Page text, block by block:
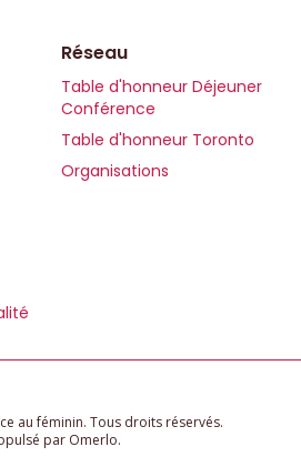
Réseau
Table d'honneur Déjeuner
Conférence
Table d'honneur Toronto
Organisations
au féminin. Tous droits réservés.
par Omerlo.